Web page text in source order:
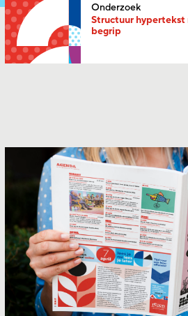
Onderzoek
Structuur hypertekst
begrip